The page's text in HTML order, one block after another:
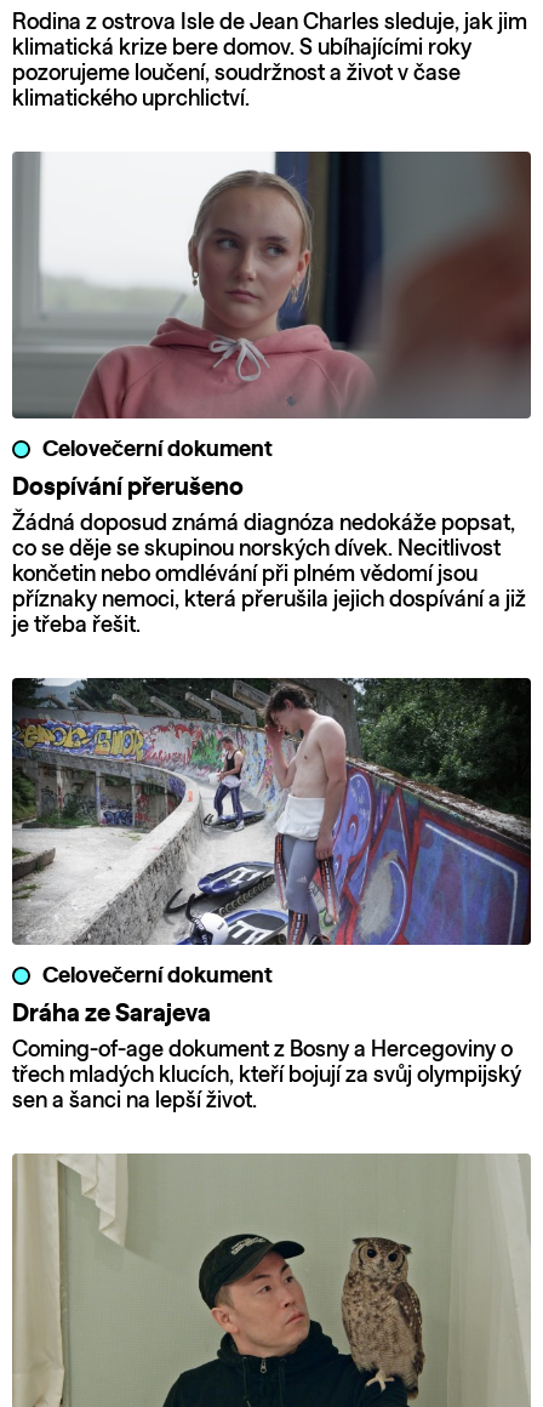
Rodina z ostrova Isle de Jean Charles sleduje, jak jim
klimatická krize bere domov. S ubíhajícími roky
pozorujeme loučení, soudržnost a život v čase
klimatického uprchlictví.
Celovečerní dokument
Dospívání přerušeno
Žádná doposud známá diagnóza nedokáže popsat,
co se děje se skupinou norských dívek. Necitlivost
končetin nebo omdlévání při plném vědomí jsou
příznaky nemoci, která přerušila jejich dospívání a již
je třeba řešit.
Celovečerní dokument
Dráha ze Sarajeva
Coming-of-age dokument z Bosny a Hercegoviny o
třech mladých klucích, kteří bojují za svůj olympijský
sen a šanci na lepší život.